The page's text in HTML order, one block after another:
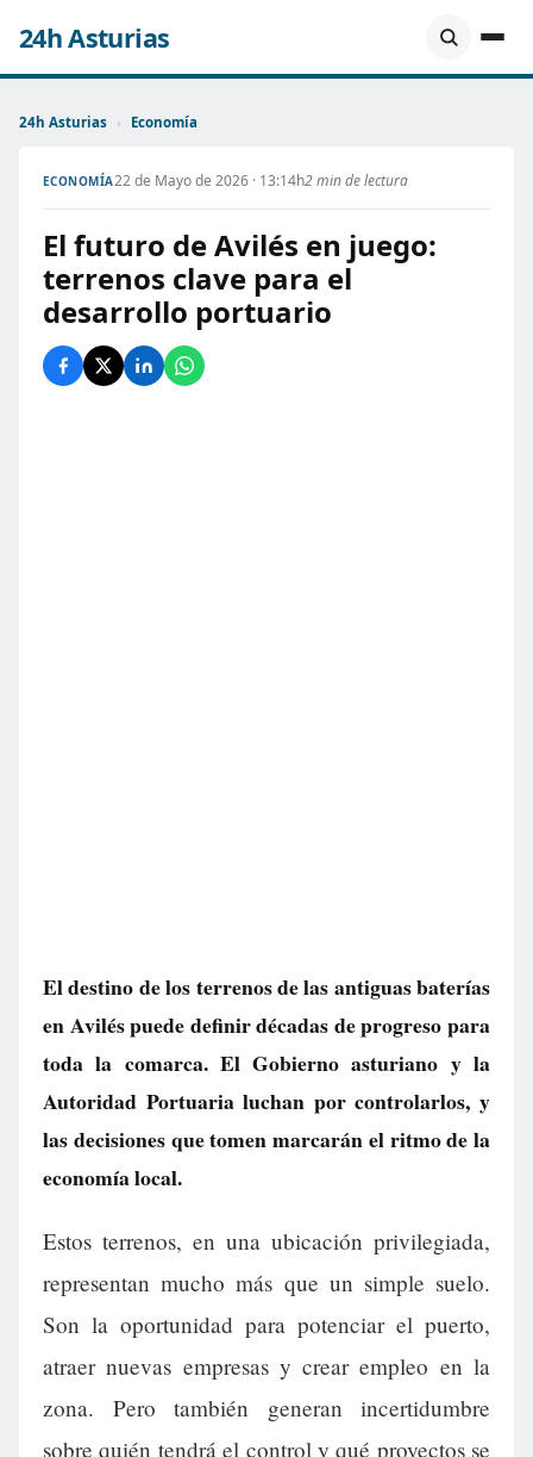
24h Asturias
24h Asturias › Economía
ECONOMÍA22 de Mayo de 2026 · 13:14h2 min de lectura
El futuro de Avilés en juego:
terrenos clave para el
desarrollo portuario
El destino de los terrenos de las antiguas baterías
en Avilés puede definir décadas de progreso para
toda la comarca. El Gobierno asturiano y la
Autoridad Portuaria luchan por controlarlos, y
las decisiones que tomen marcarán el ritmo de la
economía local.
Estos terrenos, en una ubicación privilegiada,
representan mucho más que un simple suelo.
Son la oportunidad para potenciar el puerto,
atraer nuevas empresas y crear empleo en la
zona. Pero también generan incertidumbre
sobre quién tendrá el control y qué proyectos se